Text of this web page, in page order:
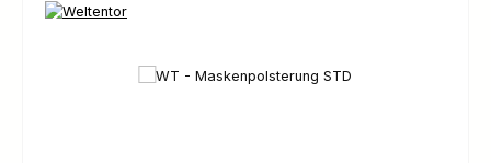
Bildergalerie überspringen